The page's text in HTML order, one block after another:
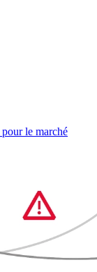
le marché